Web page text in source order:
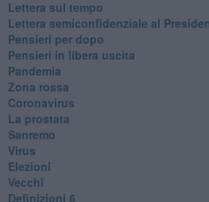
​Lettera sul tempo
Lettera semiconfidenziale al
Pensieri per dopo
​Pensieri in libera uscita
Pandemia
Zona rossa
Coronavirus
La prostata
Sanremo
Virus
Elezioni
Vecchi
Definizioni 6